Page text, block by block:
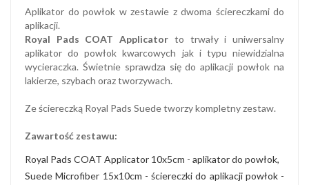
Aplikator do powłok w zestawie z dwoma ściereczkami do
aplikacji.
Royal Pads COAT Applicator to trwały i uniwersalny
aplikator do powłok kwarcowych jak i typu niewidzialna
wycieraczka. Świetnie sprawdza się do aplikacji powłok na
lakierze, szybach oraz tworzywach.
Ze ściereczką Royal Pads Suede tworzy kompletny zestaw.
Zawartość zestawu:
Royal Pads COAT Applicator 10x5cm - aplikator do powłok,
Suede Microfiber 15x10cm - ściereczki do aplikacji powłok -